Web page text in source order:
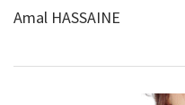
Amal HASSAINE